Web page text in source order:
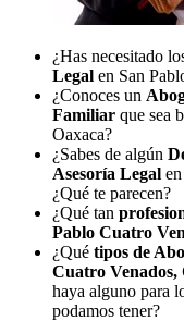
¿Has necesitado
Legal en San
¿Conoces un
Familiar que sea
Oaxaca?
¿Sabes de algún
Asesoría Legal
¿Qué te parecen?
¿Qué tan
Pablo Cuatro
¿Qué tipos de
Cuatro Venados,
haya alguno para
podamos tener?